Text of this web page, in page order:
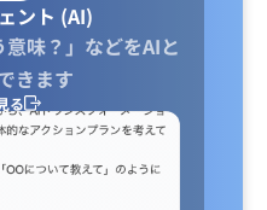
ント (AI)
意味？」などをAIと
きます
る